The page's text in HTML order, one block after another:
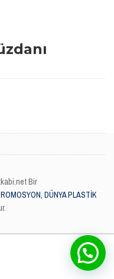
Bir
DÜNYA PLASTİK